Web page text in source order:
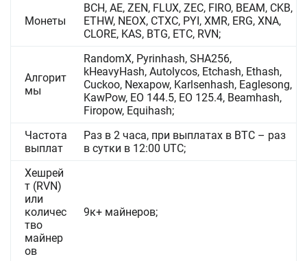
Монеты
BCH, AE, ZEN, FLUX, ZEC, FIRO, BEAM, CKB,
ETHW, NEOX, CTXC, PYI, XMR, ERG, XNA,
CLORE, KAS, BTG, ETC, RVN;
Алгорит
мы
RandomX, Pyrinhash, SHA256,
kHeavyHash, Autolycos, Etchash, Ethash,
Cuckoo, Nexapow, Karlsenhash, Eaglesong,
KawPow, EO 144.5, EO 125.4, Beamhash,
Firopow, Equihash;
Частота
выплат
Раз в 2 часа, при выплатах в BTC – раз
в сутки в 12:00 UTC;
Хешрей
т (RVN)
или
количес
тво
майнер
ов
9к+ майнеров;